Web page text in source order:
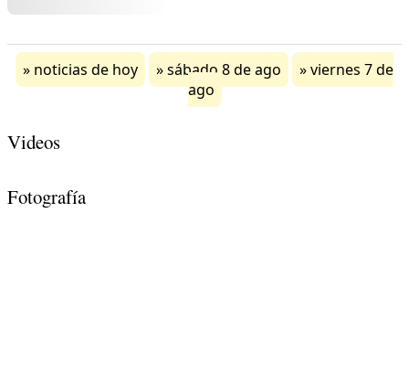
noticias de hoy sábado 8 de ago
viernes 7 de
ago
Videos
Fotografía